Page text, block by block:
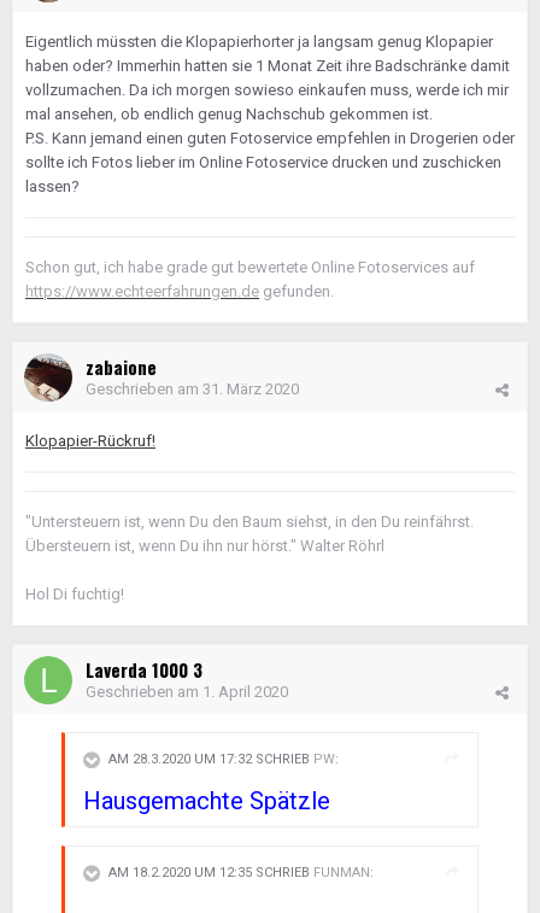
dem zweiten Shop werden gesperrt. eBay hatte ja
angekündigt, sofort einzugreifen, wenn jemand die
derzeitige Situation ausnutzt.
Ich weiß zwar nicht, ob der die Sachen jetzt
anderweitig anbietet, aber evtl. komme ich so doch
noch zu dem Gerät zu einem angemessenen - und
Eigentlich müssten die Klopapierhorter ja langsam genug Klopapier
haben oder? Immerhin hatten sie 1 Monat Zeit ihre Badschränke damit
vollzumachen. Da ich morgen sowieso einkaufen muss, werde ich mir
mal ansehen, ob endlich genug Nachschub gekommen ist.
P.S. Kann jemand einen guten Fotoservice empfehlen in Drogerien oder
sollte ich Fotos lieber im Online Fotoservice drucken und zuschicken
lassen?
Schon gut, ich habe grade gut bewertete Online Fotoservices auf
https://www.echteerfahrungen.de gefunden.
zabaione
Geschrieben am 31. März 2020
Klopapier-Rückruf!
"Untersteuern ist, wenn Du den Baum siehst, in den Du reinfährst.
Übersteuern ist, wenn Du ihn nur hörst." Walter Röhrl
Hol Di fuchtig!
Laverda 1000 3
Geschrieben am 1. April 2020
AM 28.3.2020 UM 17:32 SCHRIEB PW:
Hausgemachte Spätzle
AM 18.2.2020 UM 12:35 SCHRIEB FUNMAN :